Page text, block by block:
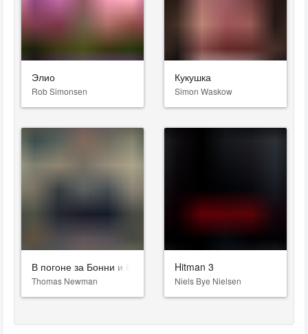
Элио
Rob Simonsen
Кукушка
Simon Waskow
В погоне за Бонни и Клайдом
Thomas Newman
Hitman 3
Niels Bye Nielsen